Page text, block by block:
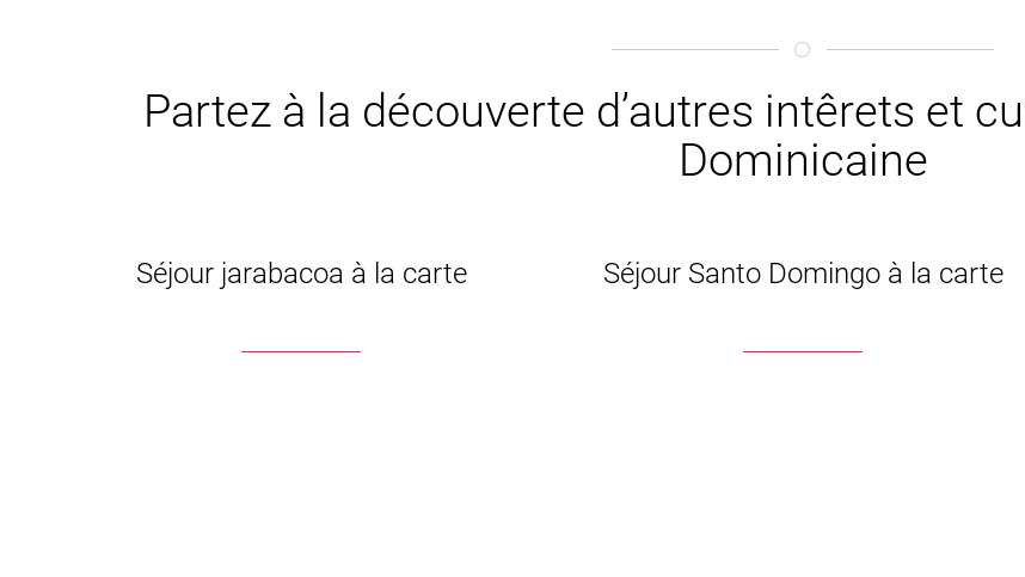
Partez à la découverte d’autres intêrets et
Dominicaine
Séjour jarabacoa à la carte Séjour Santo Domingo à la carte